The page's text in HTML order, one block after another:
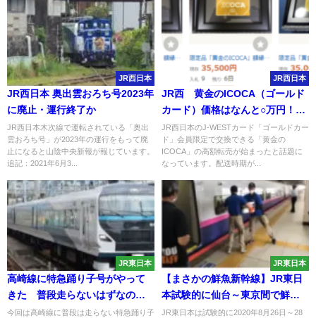
JR西日本
JR西日本 奥出雲おろち号2023年
に廃止・運行終了か
JR西日本木次線で運転されている「奥出
雲おろち号」が2023年の運行をもって廃
止になると山陰中央新報が報じています。
追記：2021年6月3...
JR西日本
JR西 黄金のICOCA（ゴールド
カード）価格はなんと○万円！高
額転売始まる
JR西日本のJ-WESTカード「ゴールドカー
ド」会員限定で交換できる「黄金の
ICOCA」の高額転売が始まったと話題に
なっています。配送時期が...
JR東日本
高崎線に特急踊り子号がやって
きた 普段走らないはずなのに
一体なぜ？
今回は高崎線に普段は走らない特急踊り子
JR東日本
【まさかの鮮魚新幹線】JR東日
本試験的に仙台～東京間で鮮魚
列車運転 グランスタ東京など
JR東日本は試験的に2020年8月26日～28